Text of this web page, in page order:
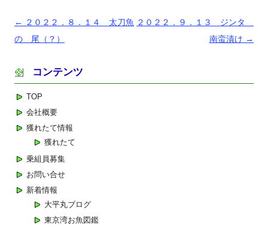
投
稿
ビ
ン
← ２０２２．８．１４ 太刀魚
の 尾（？）
２０２２．９．１３ ジンタ
南蛮漬け →
コンテンツ
TOP
会社概要
獲れたて情報
獲れたて
乗組員募集
お問い合せ
新着情報
大平丸ブログ
東京湾お魚図鑑